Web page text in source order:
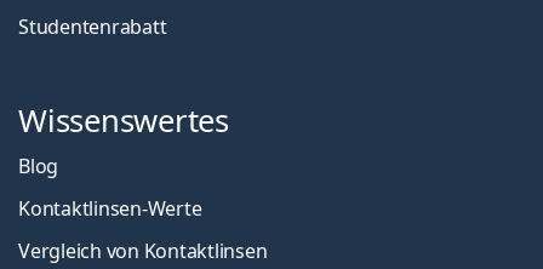
Studentenrabatt
Wissenswertes
Blog
Kontaktlinsen-Werte
Vergleich von Kontaktlinsen